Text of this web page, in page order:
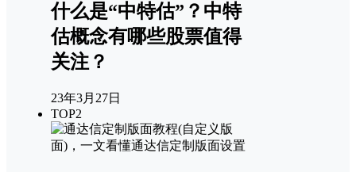
什么是“中特估”？中特
估概念有哪些股票值得
关注？
23年3月27日
TOP2